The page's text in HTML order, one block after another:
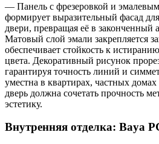
— Панель с фрезеровкой и
формирует выразительный фасад
двери, превращая её в законченный
Матовый слой эмали закрепляется
обеспечивает стойкость к
цвета. Декоративный рисунок
гарантируя точность линий и
уместна в квартирах, частных домах
дверь должна сочетать прочность
эстетику.
Внутренняя отделка: Baya